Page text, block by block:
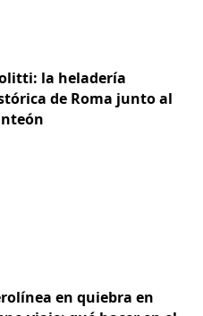
la heladería
de Roma junto al
en quiebra en